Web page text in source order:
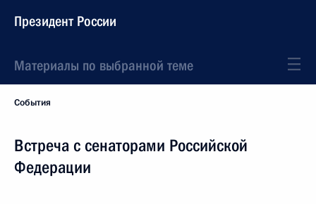
Президент России
Материалы по выбранной теме
События
Встреча с сенаторами Российской
Федерации